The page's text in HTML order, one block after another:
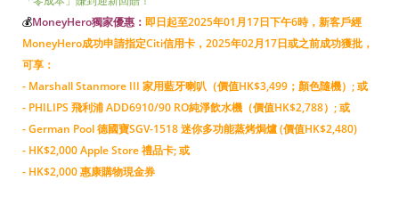
💰MoneyHero獨家優惠： 即日起至2025年01月17日下午6時，新客戶經
MoneyHero成功申請指定Citi信用卡，2025年02月17日或之前成功獲批，
可享：
- Marshall Stanmore III 家用藍牙喇叭（價值HK$3,499；顏色隨機）; 或
- PHILIPS 飛利浦 ADD6910/90 RO純淨飲水機（價值HK$2,788）; 或
- German Pool 德國寶SGV-1518 迷你多功能蒸烤焗爐 (價值HK$2,480)
- HK$2,000 Apple Store 禮品卡; 或
- HK$2,000 惠康購物現金券